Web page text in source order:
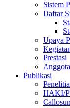
Sistem
Daftar
Upaya
Prestasi
Publikasi
HAKI/